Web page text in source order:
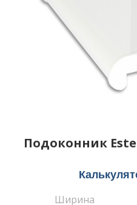
Подоконник
Ширина